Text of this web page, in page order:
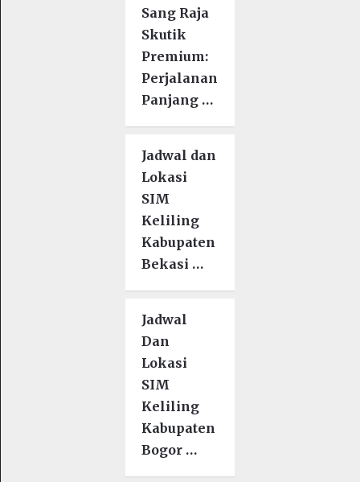
Sang Raja
Skutik
Premium:
Perjalanan
Panjang …
Jadwal dan
Lokasi
SIM
Keliling
Kabupaten
Bekasi …
Jadwal
Dan
Lokasi
SIM
Keliling
Kabupaten
Bogor …